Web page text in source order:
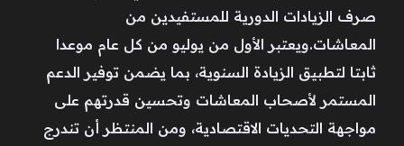
صرف الزيادات الدورية للمستفيدين من
المعاشات.ويعتبر الأول من يوليو من كل عام موعدا
ثابتا لتطبيق الزيادة السنوية، بما يضمن توفير الدعم
المستمر لأصحاب المعاشات وتحسين قدرتهم على
مواجهة التحديات الاقتصادية، ومن المنتظر أن تندرج